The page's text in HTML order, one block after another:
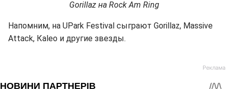
Gorillaz на Rock Am Ring
Напомним, на UPark Festival сыграют Gorillaz, Massive
Attack, Каleo и другие звезды.